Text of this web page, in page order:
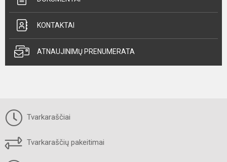
KONTAKTAI
ATNAUJINIMŲ PRENUMERATA
Tvarkaraščiai
Tvarkaraščių pakeitimai